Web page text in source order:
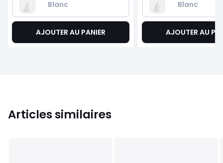
Blanc
AJOUTER AU PANIER
Blanc
AJOUTER AU
Articles similaires